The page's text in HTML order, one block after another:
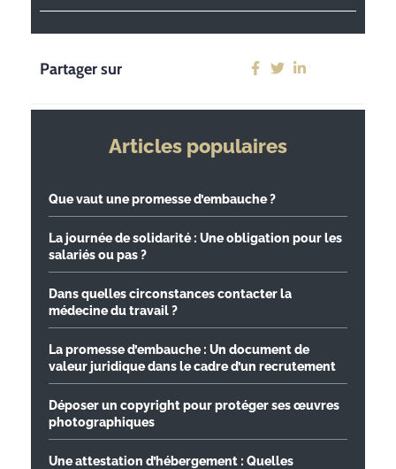
Partager sur
Articles populaires
Que vaut une promesse d’embauche ?
La journée de solidarité : Une obligation pour les
salariés ou pas ?
Dans quelles circonstances contacter la
médecine du travail ?
La promesse d’embauche : Un document de
valeur juridique dans le cadre d’un recrutement
Déposer un copyright pour protéger ses œuvres
photographiques
Une attestation d’hébergement : Quelles